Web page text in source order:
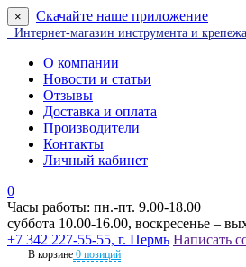
× Скачайте наше приложение
Интернет-магазин инструмента и крепежа
О компании
Новости и статьи
Отзывы
Доставка и оплата
Производители
Контакты
Личный кабинет
0
Часы работы: пн.-пт. 9.00-18.00
суббота 10.00-16.00, воскресенье –
+7 342 227-55-55, г. Пермь Написать
В корзине 0 позиций